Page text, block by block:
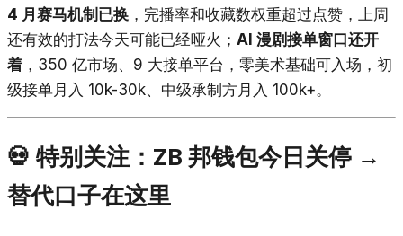
4 月赛马机制已换 ，完播率和收藏数权重超过点赞，上周
还有效的打法今天可能已经哑火； AI 漫剧接单窗口还开
着 ，350 亿市场、9 大接单平台，零美术基础可入场，初
级接单月入 10k-30k、中级承制方月入 100k+。
💀 特别关注：ZB 邦钱包今日关停 →
替代口子在这里